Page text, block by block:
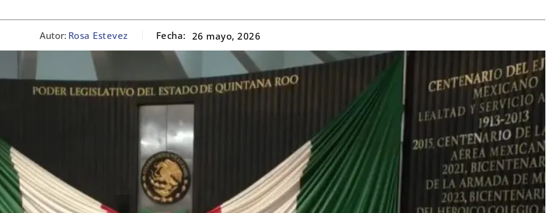
Autor: Rosa Estevez Fecha: 26 mayo, 2026